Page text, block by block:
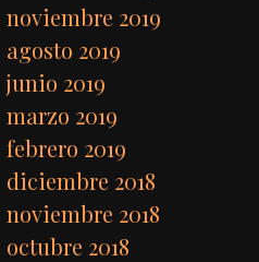
noviembre 2019
agosto 2019
junio 2019
marzo 2019
febrero 2019
diciembre 2018
noviembre 2018
octubre 2018